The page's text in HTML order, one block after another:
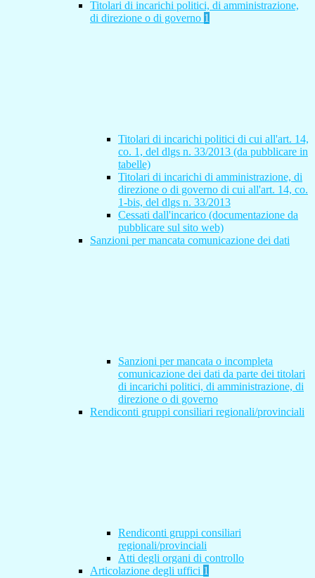
Titolari di incarichi politici, di amministrazione,
di direzione o di governo 1
Titolari di incarichi politici di cui all'art. 14,
co. 1, del dlgs n. 33/2013 (da pubblicare in
tabelle)
Titolari di incarichi di amministrazione, di
direzione o di governo di cui all'art. 14, co.
1-bis, del dlgs n. 33/2013
Cessati dall'incarico (documentazione da
pubblicare sul sito web)
Sanzioni per mancata comunicazione dei dati
Sanzioni per mancata o incompleta
comunicazione dei dati da parte dei titolari
di incarichi politici, di amministrazione, di
direzione o di governo
Rendiconti gruppi consiliari regionali/provinciali
Rendiconti gruppi consiliari
regionali/provinciali
Atti degli organi di controllo
Articolazione degli uffici 1